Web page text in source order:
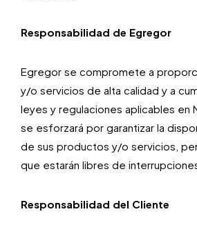
Responsabilidad de Egregor
Egregor se compromete a
y/o servicios de alta calidad y a
leyes y regulaciones aplicables en
se esforzará por garantizar la
de sus productos y/o servicios,
que estarán libres de
Responsabilidad del Cliente